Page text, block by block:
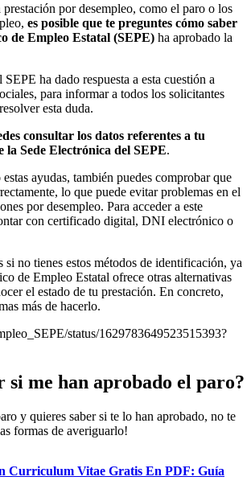
por desempleo, como el paro o los
es posible que te preguntes cómo saber
de Empleo Estatal (SEPE) ha aprobado la
ha dado respuesta a esta cuestión a
para informar a todos los solicitantes
esta duda.
consultar los datos referentes a tu
la Sede Electrónica del SEPE.
ayudas, también puedes comprobar que
lo que puede evitar problemas en el
por desempleo. Para acceder a este
con certificado digital, DNI electrónico o
si no tienes estos métodos de identificación, ya
de Empleo Estatal ofrece otras alternativas
el estado de tu prestación. En concreto,
más de hacerlo.
status/1629783649523515393?
si me han aprobado el paro?
y quieres saber si te lo han aprobado, no te
formas de averiguarlo!
Curriculum Vitae Gratis En PDF: Guía